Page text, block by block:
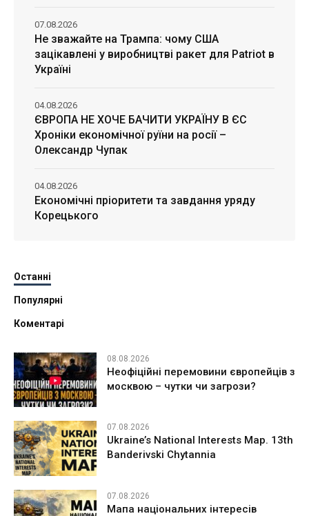
Не зважайте на Трампа: чому США
зацікавлені у виробництві ракет для Patriot в
Україні
07.08.2026
ЄВРОПА НЕ ХОЧЕ БАЧИТИ УКРАЇНУ В ЄС
Хроніки економічної руїни на росії –
Олександр Чупак
04.08.2026
Економічні пріоритети та завдання уряду
Корецького
04.08.2026
Останні
Популярні
Коментарі
08.08.2026
Неофіційні перемовини європейців з
москвою – чутки чи загрози?
07.08.2026
Ukraine’s National Interests Map. 13th
Banderivski Chytannia
07.08.2026
Мапа національних інтересів